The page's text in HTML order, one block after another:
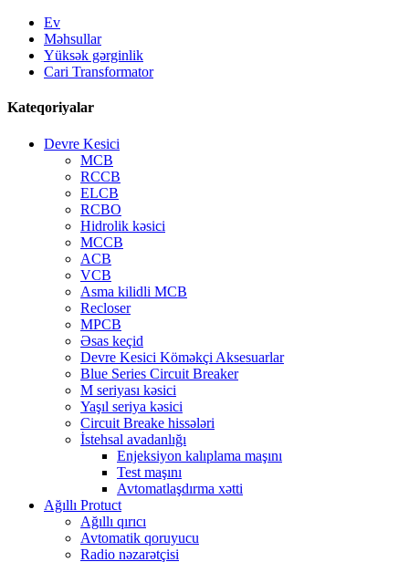
Ev
Məhsullar
Yüksək gərginlik
Cari Transformator
Kateqoriyalar
Devre Kesici
MCB
RCCB
ELCB
RCBO
Hidrolik kəsici
MCCB
ACB
VCB
Asma kilidli MCB
Recloser
MPCB
Əsas keçid
Devre Kesici Köməkçi Aksesuarlar
Blue Series Circuit Breaker
M seriyası kəsici
Yaşıl seriya kəsici
Circuit Breake hissələri
İstehsal avadanlığı
Enjeksiyon kalıplama maşını
Test maşını
Avtomatlaşdırma xətti
Ağıllı Protuct
Ağıllı qırıcı
Avtomatik qoruyucu
Radio nəzarətçisi